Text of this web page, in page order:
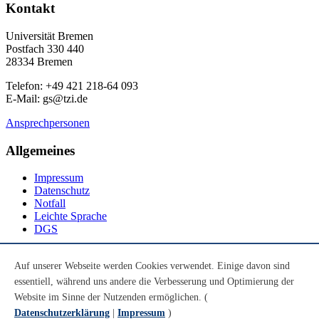
Kontakt
Universität Bremen
Postfach 330 440
28334 Bremen
Telefon: +49 421 218-64 093
E-Mail: gs@tzi.de
Ansprechpersonen
Allgemeines
Impressum
Datenschutz
Notfall
Leichte Sprache
DGS
Youtube
Instagram
LinkedIn
Auf unserer Webseite werden Cookies verwendet. Einige davon sind
essentiell, während uns andere die Verbesserung und Optimierung der
Website im Sinne der Nutzenden ermöglichen. (
Datenschutzerklärung
Impressum )